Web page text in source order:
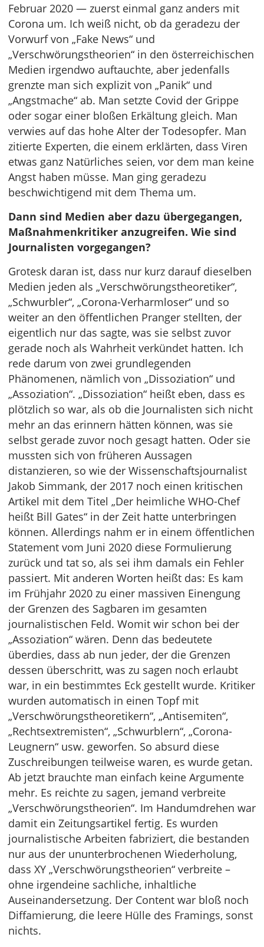
Februar 2020 — zuerst einmal ganz anders mit
Corona um. Ich weiß nicht, ob da geradezu der
Vorwurf von „Fake News“ und
„Verschwörungstheorien“ in den österreichischen
Medien irgendwo auftauchte, aber jedenfalls
grenzte man sich explizit von „Panik“ und
„Angstmache“ ab. Man setzte Covid der Grippe
oder sogar einer bloßen Erkältung gleich. Man
verwies auf das hohe Alter der Todesopfer. Man
zitierte Experten, die einem erklärten, dass Viren
etwas ganz Natürliches seien, vor dem man keine
Angst haben müsse. Man ging geradezu
beschwichtigend mit dem Thema um.
Dann sind Medien aber dazu übergegangen,
Maßnahmenkritiker anzugreifen. Wie sind
Journalisten vorgegangen?
Grotesk daran ist, dass nur kurz darauf dieselben
Medien jeden als „Verschwörungstheoretiker“,
„Schwurbler“, „Corona-Verharmloser“ und so
weiter an den öffentlichen Pranger stellten, der
eigentlich nur das sagte, was sie selbst zuvor
gerade noch als Wahrheit verkündet hatten. Ich
rede darum von zwei grundlegenden
Phänomenen, nämlich von „Dissoziation“ und
„Assoziation“. „Dissoziation“ heißt eben, dass es
plötzlich so war, als ob die Journalisten sich nicht
mehr an das erinnern hätten können, was sie
selbst gerade zuvor noch gesagt hatten. Oder sie
mussten sich von früheren Aussagen
distanzieren, so wie der Wissenschaftsjournalist
Jakob Simmank, der 2017 noch einen kritischen
Artikel mit dem Titel „Der heimliche WHO-Chef
heißt Bill Gates“ in der Zeit hatte unterbringen
können. Allerdings nahm er in einem öffentlichen
Statement vom Juni 2020 diese Formulierung
zurück und tat so, als sei ihm damals ein Fehler
passiert. Mit anderen Worten heißt das: Es kam
im Frühjahr 2020 zu einer massiven Einengung
der Grenzen des Sagbaren im gesamten
journalistischen Feld. Womit wir schon bei der
„Assoziation“ wären. Denn das bedeutete
überdies, dass ab nun jeder, der die Grenzen
dessen überschritt, was zu sagen noch erlaubt
war, in ein bestimmtes Eck gestellt wurde. Kritiker
wurden automatisch in einen Topf mit
„Verschwörungstheoretikern“, „Antisemiten“,
„Rechtsextremisten“, „Schwurblern“, „Corona-
Leugnern“ usw. geworfen. So absurd diese
Zuschreibungen teilweise waren, es wurde getan.
Ab jetzt brauchte man einfach keine Argumente
mehr. Es reichte zu sagen, jemand verbreite
„Verschwörungstheorien“. Im Handumdrehen war
damit ein Zeitungsartikel fertig. Es wurden
journalistische Arbeiten fabriziert, die bestanden
nur aus der ununterbrochenen Wiederholung,
dass XY „Verschwörungstheorien“ verbreite –
ohne irgendeine sachliche, inhaltliche
Auseinandersetzung. Der Content war bloß noch
Diffamierung, die leere Hülle des Framings, sonst
nichts.